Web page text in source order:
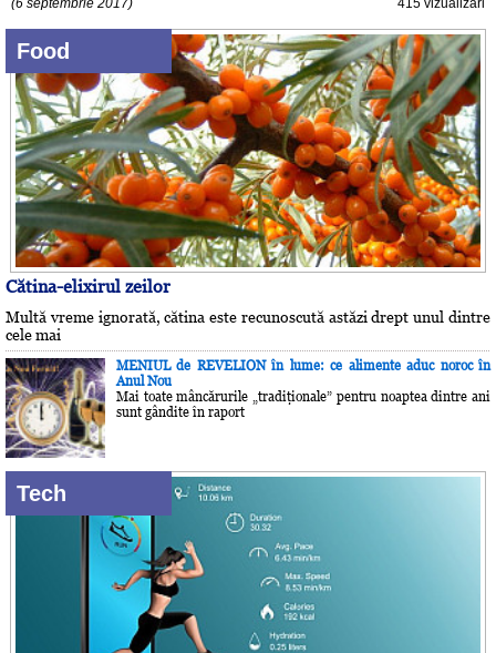
(6 septembrie 2017) 415 vizualizări
Food
Cătina-elixirul zeilor
Multă vreme ignorată, cătina este recunoscută astăzi drept unul dintre
cele mai
MENIUL de REVELION în lume: ce alimente aduc noroc în
Anul Nou
Mai toate mâncărurile „tradiţionale” pentru noaptea dintre ani
sunt gândite în raport
Tech